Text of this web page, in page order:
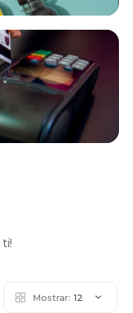
Mostrar: 12